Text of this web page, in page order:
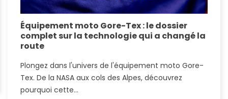
Équipement moto Gore-Tex : le dossier
complet sur la technologie qui a changé la
route
Plongez dans l'univers de l'équipement moto Gore-
Tex. De la NASA aux cols des Alpes, découvrez
pourquoi cette...